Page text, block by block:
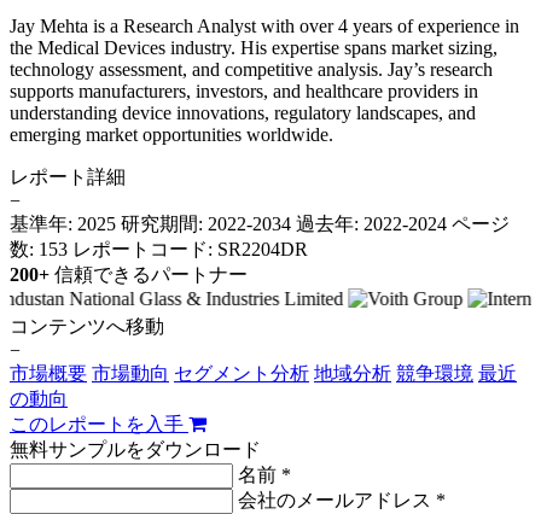
Jay Mehta is a Research Analyst with over 4 years of experience in
the Medical Devices industry. His expertise spans market sizing,
technology assessment, and competitive analysis. Jay’s research
supports manufacturers, investors, and healthcare providers in
understanding device innovations, regulatory landscapes, and
emerging market opportunities worldwide.
レポート詳細
−
基準年: 2025 研究期間: 2022-2034 過去年: 2022-2024 ページ
数: 153 レポートコード: SR2204DR
200+ 信頼できるパートナー
コンテンツへ移動
−
市場概要 市場動向 セグメント分析 地域分析 競争環境 最近
の動向
このレポートを入手
無料サンプルをダウンロード
名前 *
会社のメールアドレス *